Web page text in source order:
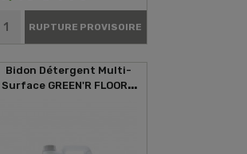
RUPTURE PROVISOIRE
Bidon Détergent Multi-
Surface GREEN'R FLOORS